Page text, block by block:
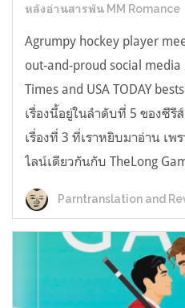
หลังอ่านสารพัน MM Romance
Agrumpy hockey player
out-and-proud social
Times and USA TODAY
เรื่องนี้อยู่ในลำดับที่ 5 ของซีรี
เรื่องที่ 3 ที่เราหยิบมาอ่าน เพ
ไลน์เดียวกันกับ TheLong
Parntranslation and